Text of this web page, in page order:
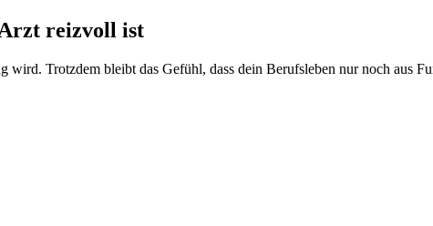
reizvoll ist
Trotzdem bleibt das Gefühl, dass dein Berufsleben nur noch aus